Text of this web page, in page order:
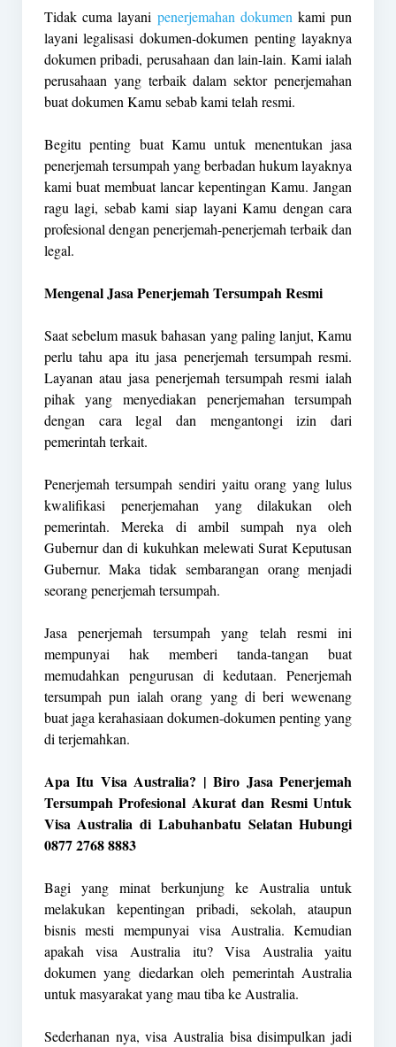
Tidak cuma layani penerjemahan dokumen kami pun
layani legalisasi dokumen-dokumen penting layaknya
dokumen pribadi, perusahaan dan lain-lain. Kami ialah
perusahaan yang terbaik dalam sektor penerjemahan
buat dokumen Kamu sebab kami telah resmi.
Begitu penting buat Kamu untuk menentukan jasa
penerjemah tersumpah yang berbadan hukum layaknya
kami buat membuat lancar kepentingan Kamu. Jangan
ragu lagi, sebab kami siap layani Kamu dengan cara
profesional dengan penerjemah-penerjemah terbaik dan
legal.
Mengenal Jasa Penerjemah Tersumpah Resmi
Saat sebelum masuk bahasan yang paling lanjut, Kamu
perlu tahu apa itu jasa penerjemah tersumpah resmi.
Layanan atau jasa penerjemah tersumpah resmi ialah
pihak yang menyediakan penerjemahan tersumpah
dengan cara legal dan mengantongi izin dari
pemerintah terkait.
Penerjemah tersumpah sendiri yaitu orang yang lulus
kwalifikasi penerjemahan yang dilakukan oleh
pemerintah. Mereka di ambil sumpah nya oleh
Gubernur dan di kukuhkan melewati Surat Keputusan
Gubernur. Maka tidak sembarangan orang menjadi
seorang penerjemah tersumpah.
Jasa penerjemah tersumpah yang telah resmi ini
mempunyai hak memberi tanda-tangan buat
memudahkan pengurusan di kedutaan. Penerjemah
tersumpah pun ialah orang yang di beri wewenang
buat jaga kerahasiaan dokumen-dokumen penting yang
di terjemahkan.
Apa Itu Visa Australia? | Biro Jasa Penerjemah
Tersumpah Profesional Akurat dan Resmi Untuk
Visa Australia di Labuhanbatu Selatan Hubungi
0877 2768 8883
Bagi yang minat berkunjung ke Australia untuk
melakukan kepentingan pribadi, sekolah, ataupun
bisnis mesti mempunyai visa Australia. Kemudian
apakah visa Australia itu? Visa Australia yaitu
dokumen yang diedarkan oleh pemerintah Australia
untuk masyarakat yang mau tiba ke Australia.
Sederhanan nya, visa Australia bisa disimpulkan jadi